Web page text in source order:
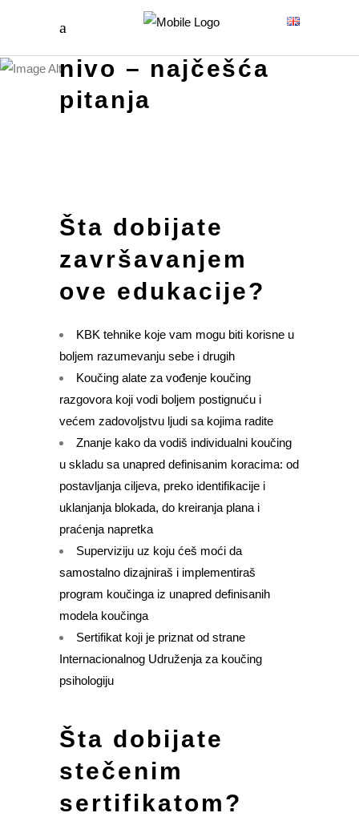
KBK Primarni
nivo – najčešća
pitanja
Šta dobijate
završavanjem
ove edukacije?
KBK tehnike koje vam mogu biti korisne u
boljem razumevanju sebe i drugih
Koučing alate za vođenje koučing
razgovora koji vodi boljem postignuću i
većem zadovoljstvu ljudi sa kojima radite
Znanje kako da vodiš individualni koučing
u skladu sa unapred definisanim koracima: od
postavljanja ciljeva, preko identifikacije i
uklanjanja blokada, do kreiranja plana i
praćenja napretka
Superviziju uz koju ćeš moći da
samostalno dizajniraš i implementiraš
program koučinga iz unapred definisanih
modela koučinga
Sertifikat koji je priznat od strane
Internacionalnog Udruženja za koučing
psihologiju
Šta dobijate
stečenim
sertifikatom?